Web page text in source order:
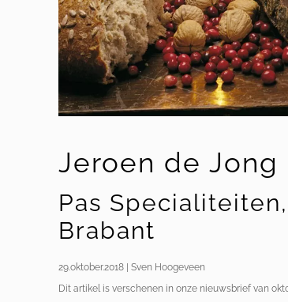
Jeroen de Jong
Pas
Brabant
29.oktober.2018 | Sven Hoogeveen
Dit artikel is verschenen in onze nieuwsbrief van